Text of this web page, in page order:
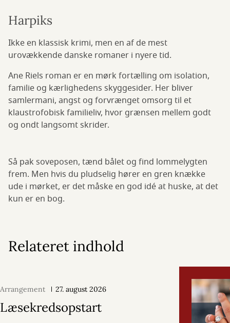
Harpiks
Ikke en klassisk krimi, men en af de mest
urovækkende danske romaner i nyere tid.
Ane Riels roman er en mørk fortælling om isolation,
familie og kærlighedens skyggesider. Her bliver
samlermani, angst og forvrænget omsorg til et
klaustrofobisk familieliv, hvor grænsen mellem godt
og ondt langsomt skrider.
Så pak soveposen, tænd bålet og find lommelygten
frem. Men hvis du pludselig hører en gren knække
ude i mørket, er det måske en god idé at huske, at det
kun er en bog.
Relateret indhold
Arrangement 27. august 2026
Læsekredsopstart